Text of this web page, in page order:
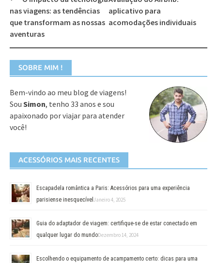
navigation
nas viagens: as tendências
que transformam as nossas
aventuras
aplicativo para
acomodações individuais
SOBRE MIM !
Bem-vindo ao meu blog de viagens!
Sou Simon, tenho 33 anos e sou
apaixonado por viajar para atender
você!
ACESSÓRIOS MAIS RECENTES
Escapadela romântica a Paris: Acessórios para uma experiência
parisiense inesquecível Janeiro 4, 2025
Guia do adaptador de viagem: certifique-se de estar conectado em
qualquer lugar do mundoDezembro 14, 2024
Escolhendo o equipamento de acampamento certo: dicas para uma